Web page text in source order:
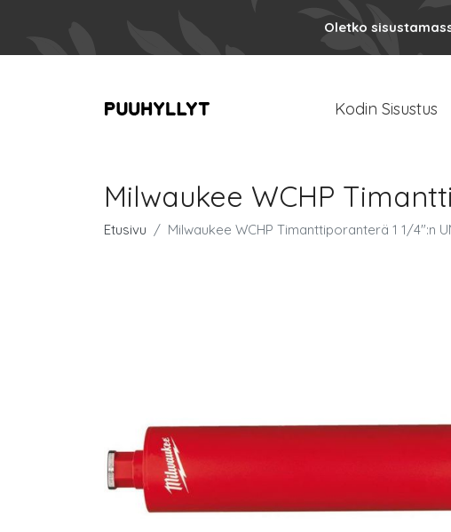
Oletko
Kodin Sisustus
Milwaukee WCHP
Etusivu Milwaukee WCHP Timanttiporanterä 1 1/4":n